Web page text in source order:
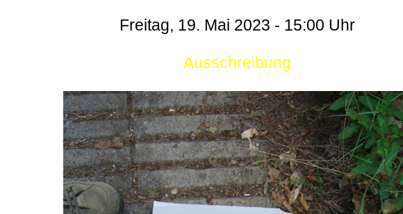
Freitag, 19. Mai 2023 - 15:00 Uhr
Ausschreibung